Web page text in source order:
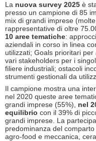
La nuova survey 2025 è
presso un campione di 85
mix di grandi imprese
rappresentative di oltre
10 aree tematiche:
aziendali in corso in linea
utilizzati; Goals prioritari
vari stakeholders per i
filiere industriali; ostacoli
strumenti gestionali da
Il campione mostra una
nel 2020 queste aree
grandi imprese (55%), nel
equilibrio con il 39% di
grandi imprese. La
predominanza del
agro-food e meccanica,